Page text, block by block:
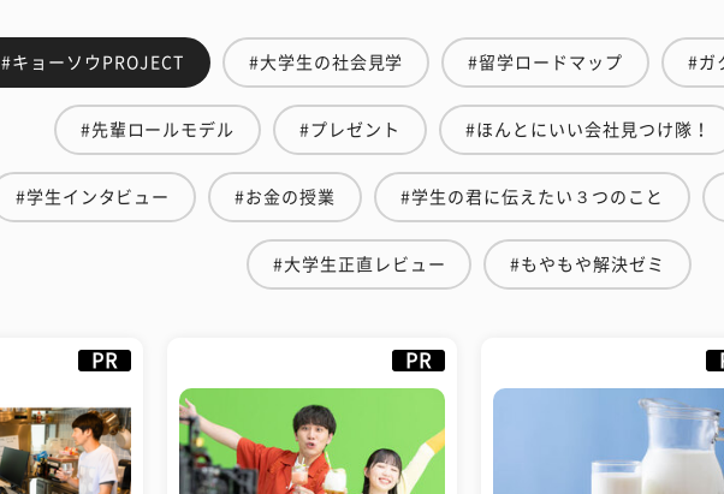
#キョーソウPROJECT #大学生の社会見学 #留学ロードマップ #ガ
#先輩ロールモデル #プレゼント #ほんとにいい会社見つけ隊！
#学生インタビュー #お金の授業 #学生の君に伝えたい３つのこと
#大学生正直レビュー #もやもや解決ゼミ
PR PR